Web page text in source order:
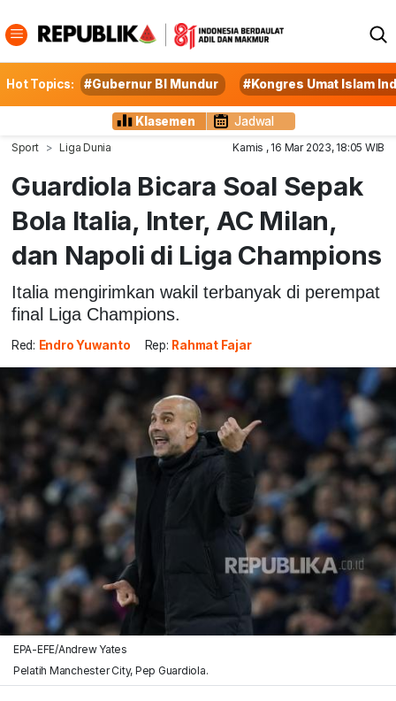
Hot Topics: #Gubernur BI Mundur #Kongres Umat Islam
Klasemen Jadwal
Sport Liga Dunia Kamis , 16 Mar 2023, 18:05 WIB
Guardiola Bicara Soal Sepak
Bola Italia, Inter, AC Milan,
dan Napoli di Liga Champions
Italia mengirimkan wakil terbanyak di perempat
final Liga Champions.
Red: Endro Yuwanto Rep: Rahmat Fajar
EPA-EFE/Andrew Yates
Pelatih Manchester City, Pep Guardiola.